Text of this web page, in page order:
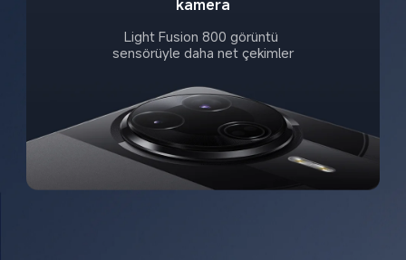
kamera
Light Fusion 800 görüntü
sensörüyle daha net çekimler